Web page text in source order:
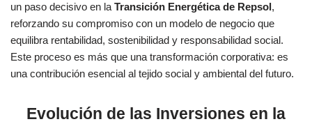
un paso decisivo en la Transición Energética de Repsol,
reforzando su compromiso con un modelo de negocio que
equilibra rentabilidad, sostenibilidad y responsabilidad social.
Este proceso es más que una transformación corporativa: es
una contribución esencial al tejido social y ambiental del futuro.
Evolución de las Inversiones en la